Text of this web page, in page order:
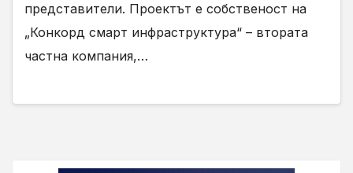
представители. Проектът е собственост на
„Конкорд смарт инфраструктура“ – втората
частна компания,…